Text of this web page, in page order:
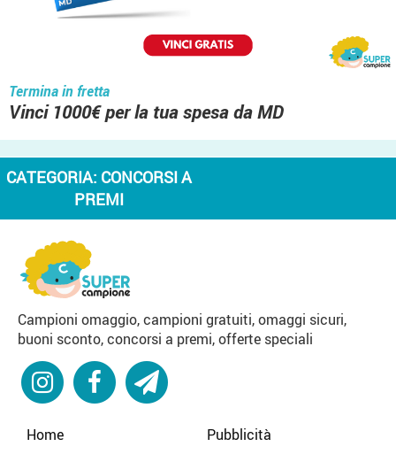
Termina in fretta
Vinci 1000€ per la tua spesa da MD
CATEGORIA: CONCORSI A
PREMI
Campioni omaggio, campioni gratuiti, omaggi sicuri,
buoni sconto, concorsi a premi, offerte speciali
Home
Pubblicità